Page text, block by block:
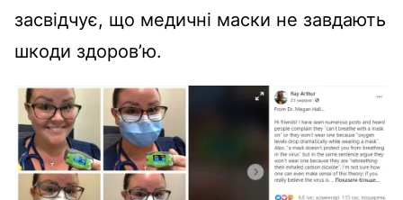
засвідчує, що медичні маски не завдають
шкоди здоров’ю.